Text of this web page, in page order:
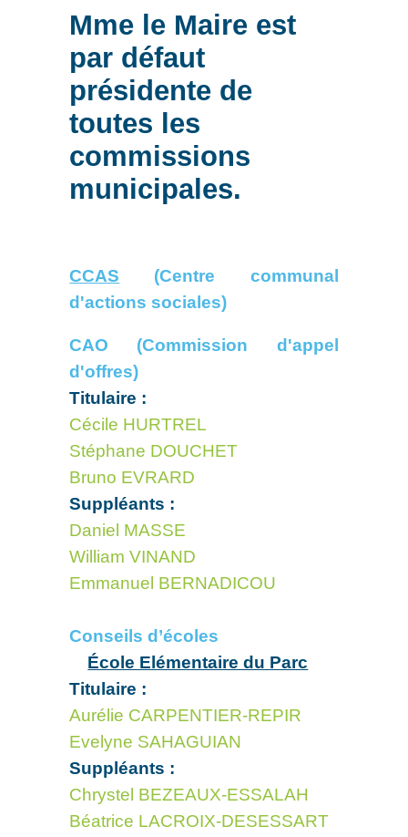
Mme le Maire est
par défaut
présidente de
toutes les
commissions
municipales.
CCAS (Centre communal
d'actions sociales)
CAO (Commission d'appel
d'offres)
Titulaire :
Cécile HURTREL
Stéphane DOUCHET
Bruno EVRARD
Suppléants :
Daniel MASSE
William VINAND
Emmanuel BERNADICOU
Conseils d’écoles
École Elémentaire du Parc
Titulaire :
Aurélie CARPENTIER-REPIR
Evelyne SAHAGUIAN
Suppléants :
Chrystel BEZEAUX-ESSALAH
Béatrice LACROIX-DESESSART